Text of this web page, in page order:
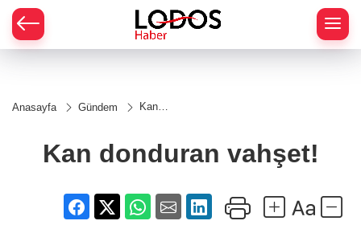
Anasayfa Gündem
Kan
Kan donduran vahşet!